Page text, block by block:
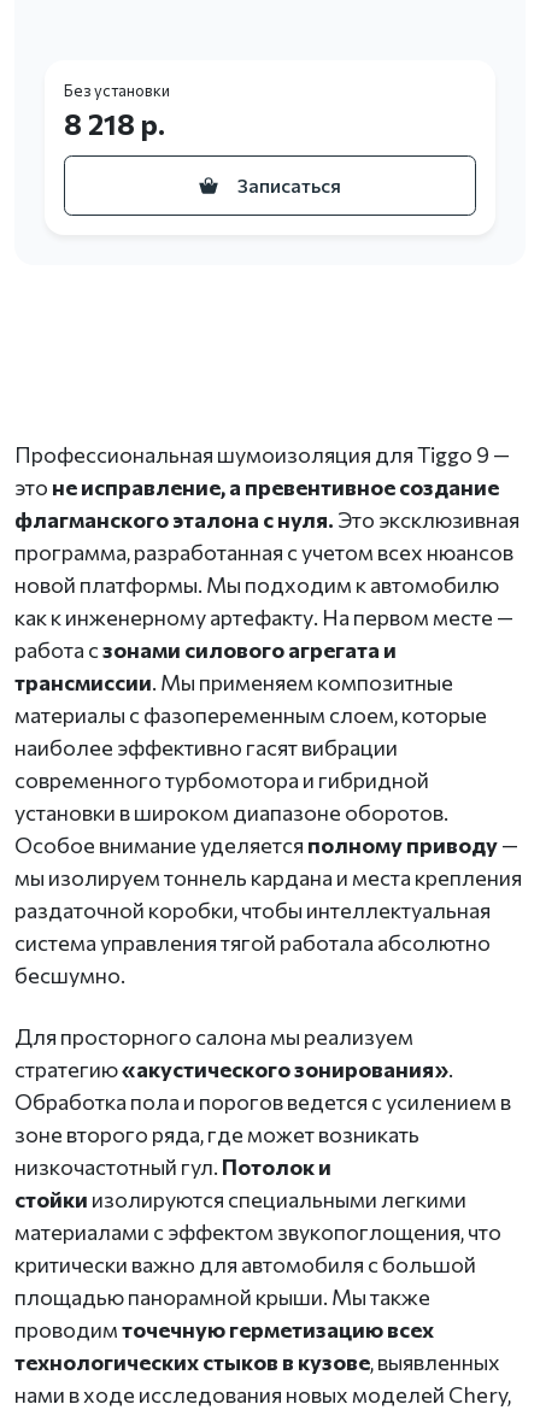
Без установки
8 218 р.
Записаться
Профессиональная шумоизоляция для Tiggo 9 —
это не исправление, а превентивное создание
флагманского эталона с нуля. Это эксклюзивная
программа, разработанная с учетом всех нюансов
новой платформы. Мы подходим к автомобилю
как к инженерному артефакту. На первом месте —
работа сзонами силового агрегата и
трансмиссии. Мы применяем композитные
материалы с фазопеременным слоем, которые
наиболее эффективно гасят вибрации
современного турбомотора и гибридной
установки в широком диапазоне оборотов.
Особое внимание уделяется полному приводу—
мы изолируем тоннель кардана и места крепления
раздаточной коробки, чтобы интеллектуальная
система управления тягой работала абсолютно
бесшумно.
Для просторного салона мы реализуем
стратегию«акустического зонирования».
Обработка пола и порогов ведется с усилением в
зоне второго ряда, где может возникать
низкочастотный гул. Потолок и
стойки изолируются специальными легкими
материалами с эффектом звукопоглощения, что
критически важно для автомобиля с большой
площадью панорамной крыши. Мы также
проводимточечную герметизацию всех
технологических стыков в кузове, выявленных
нами в ходе исследования новых моделей Chery,